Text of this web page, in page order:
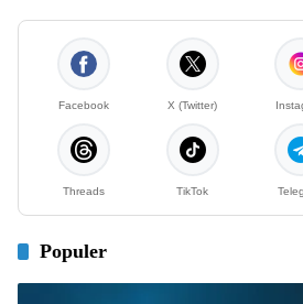
Facebook X (Twitter)
Threads TikTok
Populer